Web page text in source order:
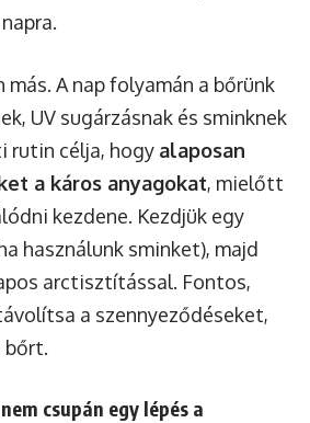
más. A nap folyamán a bőrünk
UV sugárzásnak és sminknek
rutin célja, hogy alaposan
a káros anyagokat, mielőtt
kezdene. Kezdjük egy
használunk sminket), majd
arctisztítással. Fontos,
a szennyeződéseket,
bőrt.
csupán egy lépés a